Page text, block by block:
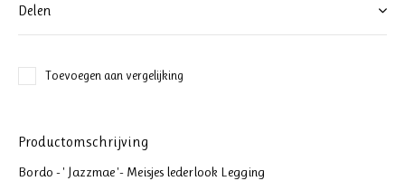
Delen
Toevoegen aan vergelijking
Productomschrijving
Bordo - ' Jazzmae '- Meisjes lederlook Legging